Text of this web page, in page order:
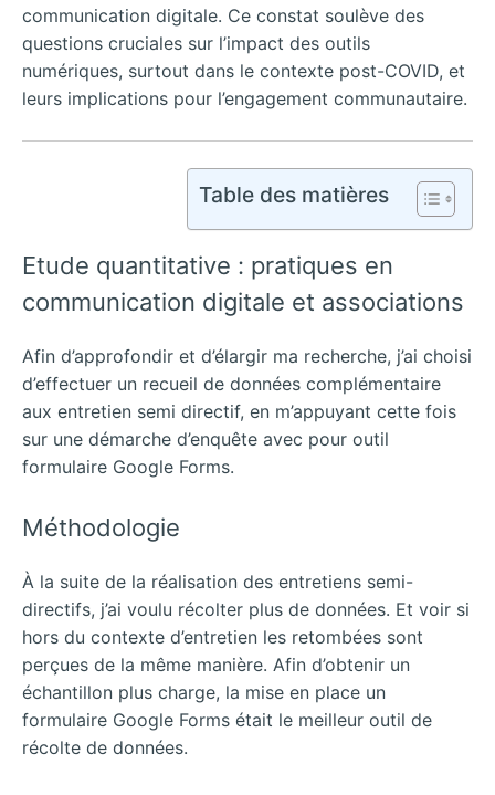
communication digitale. Ce constat soulève des
questions cruciales sur l’impact des outils
numériques, surtout dans le contexte post-COVID, et
leurs implications pour l’engagement communautaire.
Table des matières
Etude quantitative : pratiques en
communication digitale et associations
Afin d’approfondir et d’élargir ma recherche, j’ai choisi
d’effectuer un recueil de données complémentaire
aux entretien semi directif, en m’appuyant cette fois
sur une démarche d’enquête avec pour outil
formulaire Google Forms.
Méthodologie
À la suite de la réalisation des entretiens semi-
directifs, j’ai voulu récolter plus de données. Et voir si
hors du contexte d’entretien les retombées sont
perçues de la même manière. Afin d’obtenir un
échantillon plus charge, la mise en place un
formulaire Google Forms était le meilleur outil de
récolte de données.